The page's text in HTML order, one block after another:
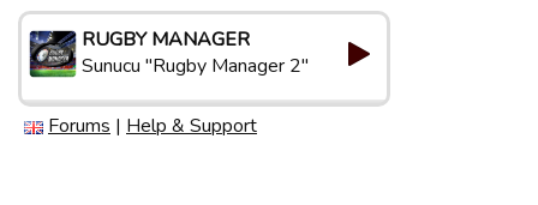
RUGBY MANAGER
Sunucu "Rugby Manager 2"
Forums | Help & Support